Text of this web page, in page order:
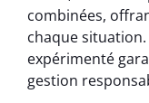
combinées,
chaque
expérimenté
gestion